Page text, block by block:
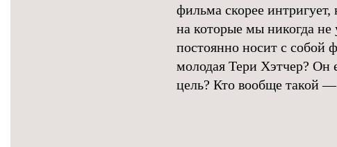
фильма скорее
на которые мы никогда
постоянно носит с собой
молодая Тери Хэтчер? Он
цель? Кто вообще такой